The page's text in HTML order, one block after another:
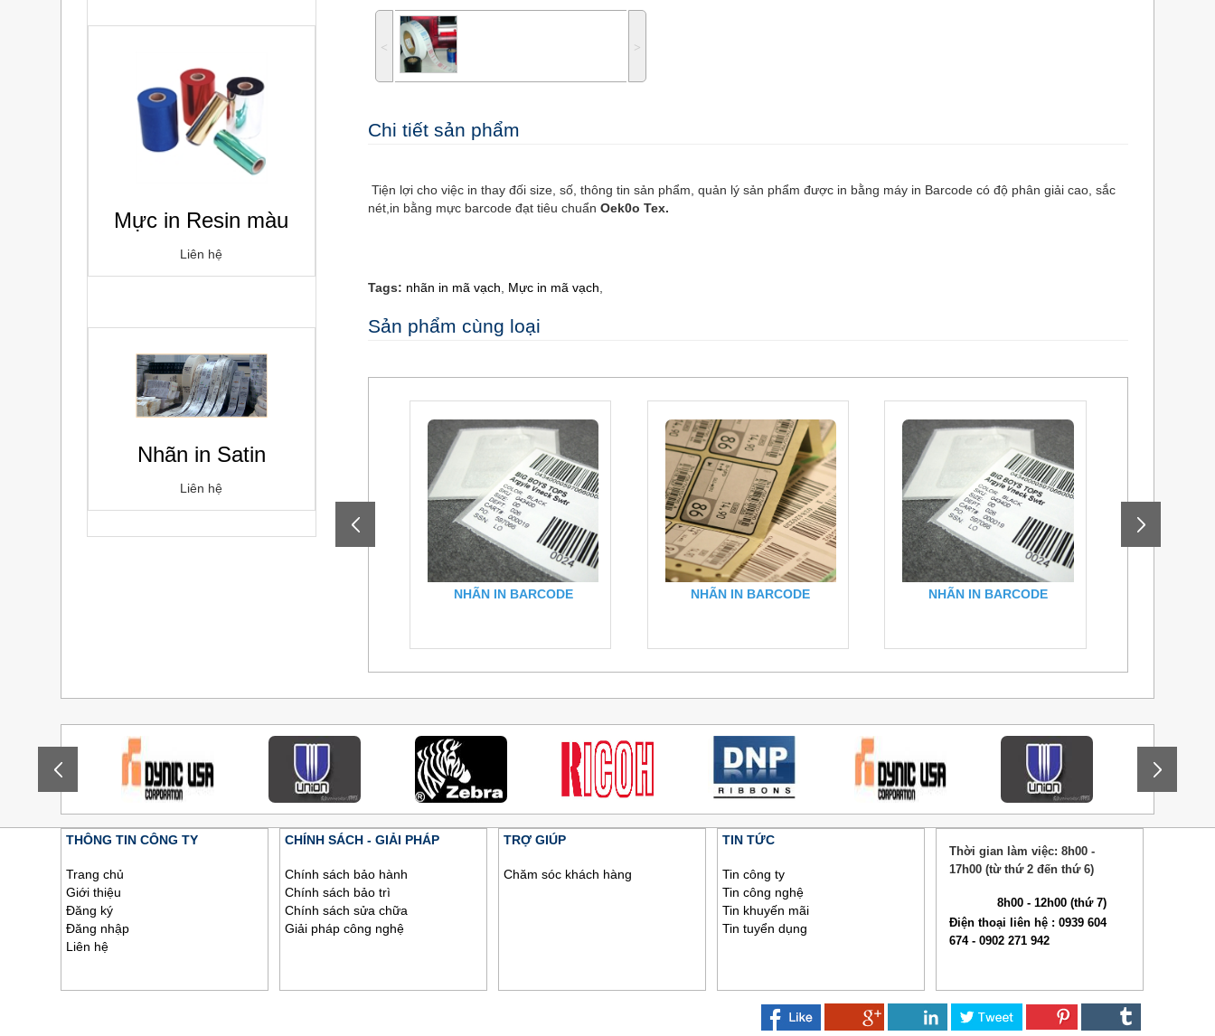
˂ ˃
Chi tiết sản phẩm
Tiện lợi cho việc in thay đối size, số, thông tin sản phẩm, quản lý sản phẩm được in bằng máy in Barcode có độ phân giải cao, sắc
nét,in bằng mực barcode đạt tiêu chuẩnOek0o Tex.
Tags: nhãn in mã vạch Mực in mã vạch
Sản phẩm cùng loại
NHÃN IN BARCODE NHÃN IN BARCODE NHÃN IN BARCODE
Mực in Resin màu
Liên hệ
Nhãn in Satin
Liên hệ
THÔNG TIN CÔNG TY
Trang chủ
Giới thiệu
Đăng ký
Đăng nhập
Liên hệ
CHÍNH SÁCH - GIẢI PHÁP
Chính sách bảo hành
Chính sách bảo trì
Chính sách sửa chữa
Giải pháp công nghệ
TRỢ GIÚP
Chăm sóc khách hàng
TIN TỨC
Tin công ty
Tin công nghệ
Tin khuyến mãi
Tin tuyển dụng
Thời gian làm việc: 8h00 -
17h00 (từ thứ 2 đến thứ 6)
8h00 - 12h00 (thứ 7)
Điện thoại liên hệ : 0939 604
674 - 0902 271 942